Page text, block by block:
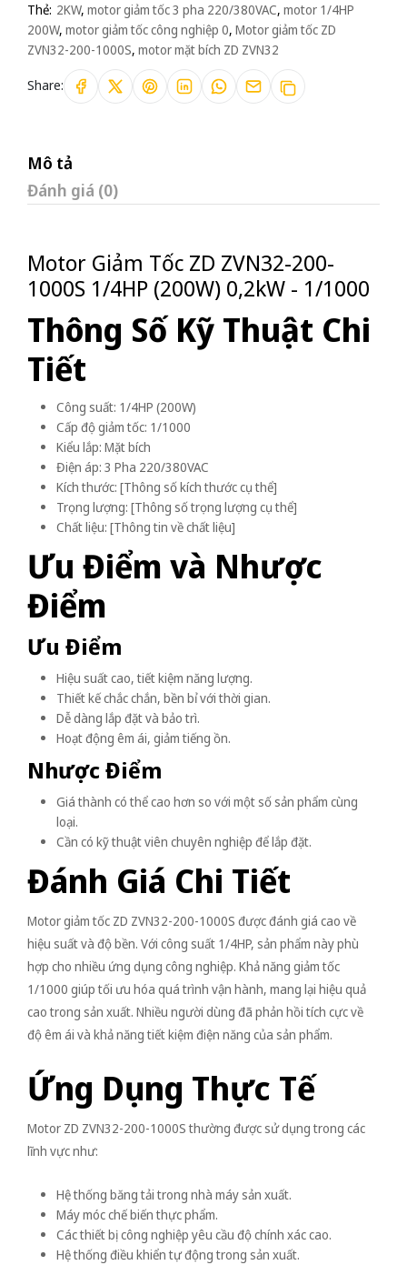
Thẻ: 2KW, motor giảm tốc 3 pha 220/380VAC, motor 1/4HP
200W, motor giảm tốc công nghiệp 0, Motor giảm tốc ZD
ZVN32-200-1000S, motor mặt bích ZD ZVN32
Share:
Mô tả
Đánh giá (0)
Motor Giảm Tốc ZD ZVN32-200-
1000S 1/4HP (200W) 0,2kW - 1/1000
Thông Số Kỹ Thuật Chi
Tiết
Công suất: 1/4HP (200W)
Cấp độ giảm tốc: 1/1000
Kiểu lắp: Mặt bích
Điện áp: 3 Pha 220/380VAC
Kích thước: [Thông số kích thước cụ thể]
Trọng lượng: [Thông số trọng lượng cụ thể]
Chất liệu: [Thông tin về chất liệu]
Ưu Điểm và Nhược
Điểm
Ưu Điểm
Hiệu suất cao, tiết kiệm năng lượng.
Thiết kế chắc chắn, bền bỉ với thời gian.
Dễ dàng lắp đặt và bảo trì.
Hoạt động êm ái, giảm tiếng ồn.
Nhược Điểm
Giá thành có thể cao hơn so với một số sản phẩm cùng
loại.
Cần có kỹ thuật viên chuyên nghiệp để lắp đặt.
Đánh Giá Chi Tiết
Motor giảm tốc ZD ZVN32-200-1000S được đánh giá cao về
hiệu suất và độ bền. Với công suất 1/4HP, sản phẩm này phù
hợp cho nhiều ứng dụng công nghiệp. Khả năng giảm tốc
1/1000 giúp tối ưu hóa quá trình vận hành, mang lại hiệu quả
cao trong sản xuất. Nhiều người dùng đã phản hồi tích cực về
độ êm ái và khả năng tiết kiệm điện năng của sản phẩm.
Ứng Dụng Thực Tế
Motor ZD ZVN32-200-1000S thường được sử dụng trong các
lĩnh vực như:
Hệ thống băng tải trong nhà máy sản xuất.
Máy móc chế biến thực phẩm.
Các thiết bị công nghiệp yêu cầu độ chính xác cao.
Hệ thống điều khiển tự động trong sản xuất.